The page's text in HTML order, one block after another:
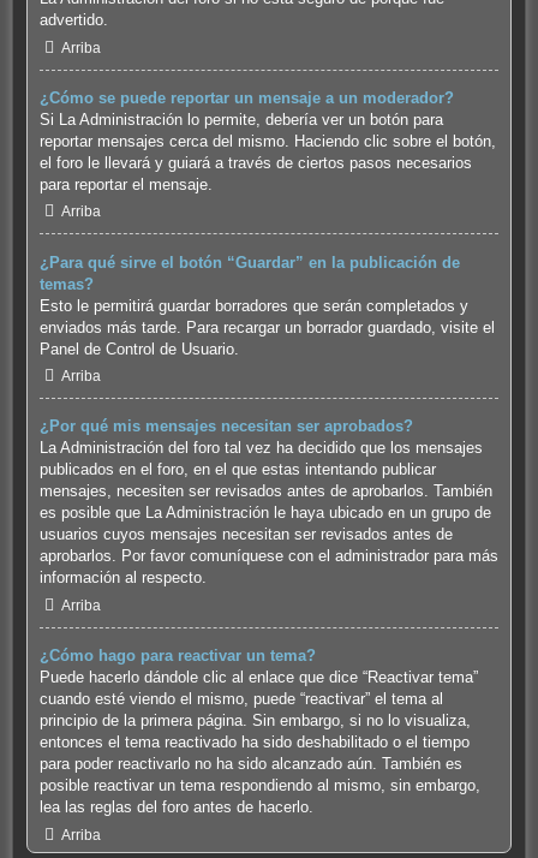
advertido.
Arriba
¿Cómo se puede reportar un mensaje a un moderador?
Si La Administración lo permite, debería ver un botón para
reportar mensajes cerca del mismo. Haciendo clic sobre el botón,
el foro le llevará y guiará a través de ciertos pasos necesarios
para reportar el mensaje.
Arriba
¿Para qué sirve el botón “Guardar” en la publicación de
temas?
Esto le permitirá guardar borradores que serán completados y
enviados más tarde. Para recargar un borrador guardado, visite el
Panel de Control de Usuario.
Arriba
¿Por qué mis mensajes necesitan ser aprobados?
La Administración del foro tal vez ha decidido que los mensajes
publicados en el foro, en el que estas intentando publicar
mensajes, necesiten ser revisados antes de aprobarlos. También
es posible que La Administración le haya ubicado en un grupo de
usuarios cuyos mensajes necesitan ser revisados antes de
aprobarlos. Por favor comuníquese con el administrador para más
información al respecto.
Arriba
¿Cómo hago para reactivar un tema?
Puede hacerlo dándole clic al enlace que dice “Reactivar tema”
cuando esté viendo el mismo, puede “reactivar” el tema al
principio de la primera página. Sin embargo, si no lo visualiza,
entonces el tema reactivado ha sido deshabilitado o el tiempo
para poder reactivarlo no ha sido alcanzado aún. También es
posible reactivar un tema respondiendo al mismo, sin embargo,
lea las reglas del foro antes de hacerlo.
Arriba